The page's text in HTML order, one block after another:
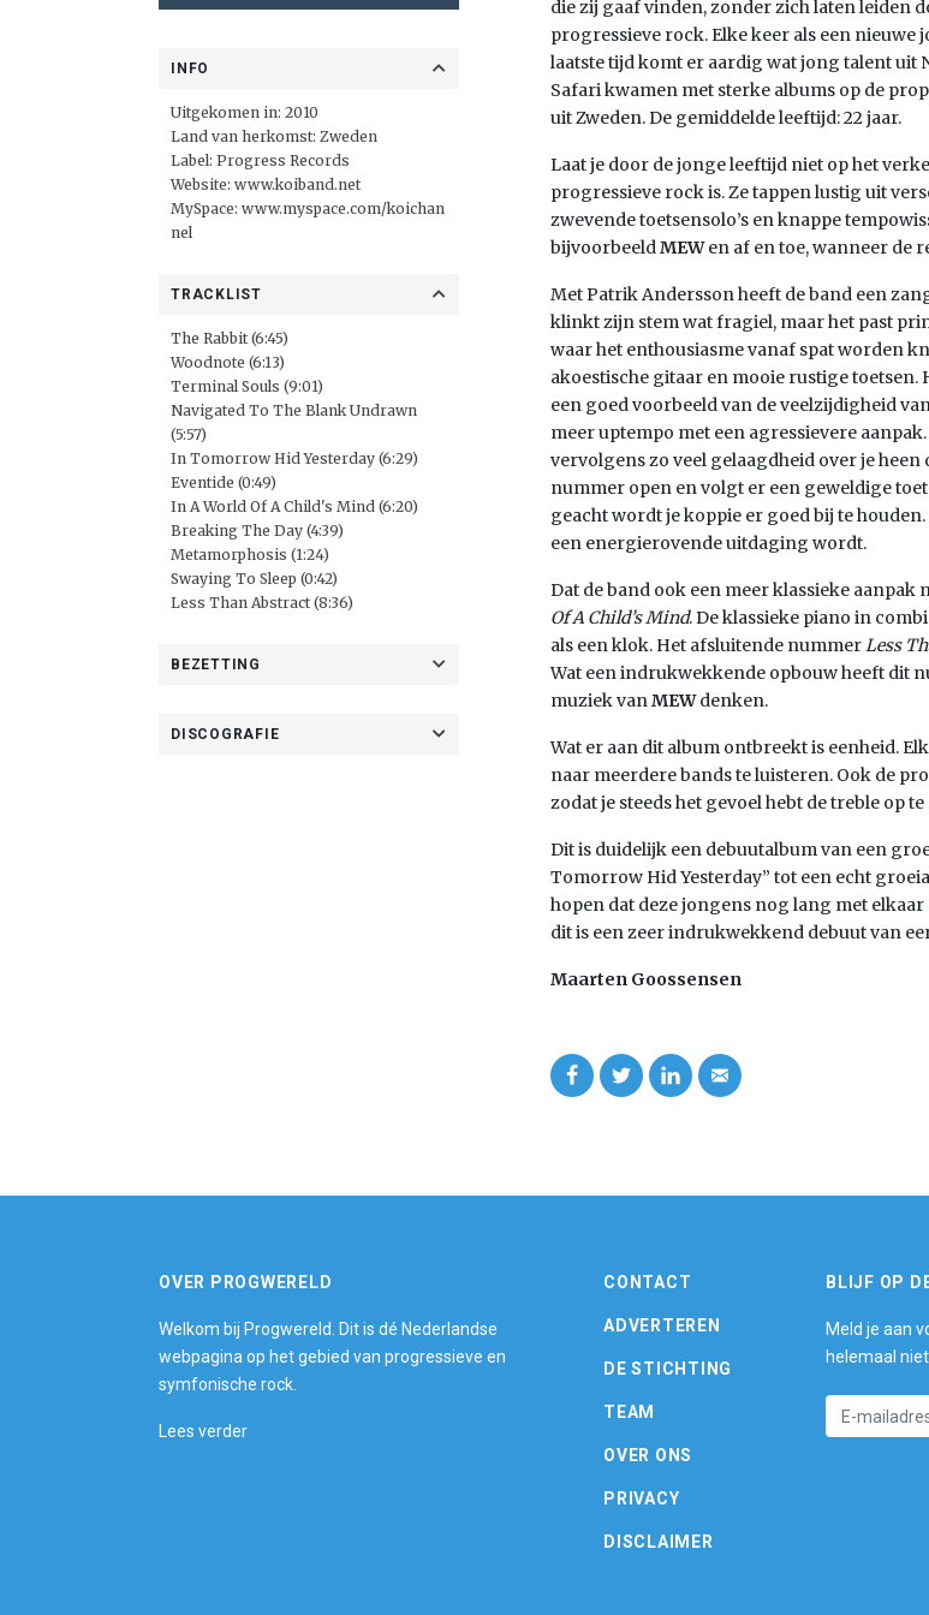
INFO
Uitgekomen in: 2010
Land van herkomst: Zweden
Label: Progress Records
Website: www.koiband.net
MySpace: www.myspace.com/koichan
nel
TRACKLIST
The Rabbit (6:45)
Woodnote (6:13)
Terminal Souls (9:01)
Navigated To The Blank Undrawn
(5:57)
In Tomorrow Hid Yesterday (6:29)
Eventide (0:49)
In A World Of A Child's Mind (6:20)
Breaking The Day (4:39)
Metamorphosis (1:24)
Swaying To Sleep (0:42)
Less Than Abstract (8:36)
BEZETTING
DISCOGRAFIE
die zij gaaf vinden, zonder zich laten leiden
progressieve rock. Elke keer als een
laatste tijd komt er aardig wat jong talent uit
Safari kwamen met sterke albums op de
uit Zweden. De gemiddelde leeftijd: 22 jaar.
Laat je door de jonge leeftijd niet op het
progressieve rock is. Ze tappen lustig uit
zwevende toetsensolo’s en knappe
bijvoorbeeldMEWen af en toe, wanneer de
Met Patrik Andersson heeft de band een
klinkt zijn stem wat fragiel, maar het past
waar het enthousiasme vanaf spat worden
akoestische gitaar en mooie rustige toetsen.
een goed voorbeeld van de veelzijdigheid
meer uptempo met een agressievere
vervolgens zo veel gelaagdheid over je
nummer open en volgt er een geweldige
geacht wordt je koppie er goed bij te
een energierovende uitdaging wordt.
Dat de band ook een meer klassieke
Of A Child’s Mind. De klassieke piano in
als een klok. Het afsluitende nummerLess
Wat een indrukwekkende opbouw heeft dit
muziek vanMEWdenken.
Wat er aan dit album ontbreekt is eenheid.
naar meerdere bands te luisteren. Ook de
zodat je steeds het gevoel hebt de treble op
Dit is duidelijk een debuutalbum van een
Tomorrow Hid Yesterday” tot een echt
hopen dat deze jongens nog lang met
dit is een zeer indrukwekkend debuut van
Maarten Goossensen
OVER PROGWERELD
Welkom bij Progwereld. Dit is dé Nederlandse
webpagina op het gebied van progressieve en
symfonische rock.
Lees verder
CONTACT
ADVERTEREN
DE STICHTING
TEAM
OVER ONS
PRIVACY
DISCLAIMER
BLIJF OP
Meld je aan
helemaal